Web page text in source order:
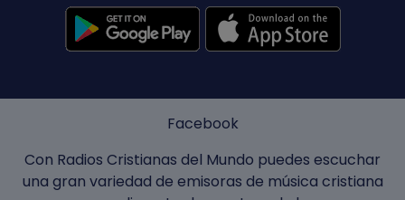
Facebook
Con Radios Cristianas del Mundo puedes escuchar
una gran variedad de emisoras de música cristiana